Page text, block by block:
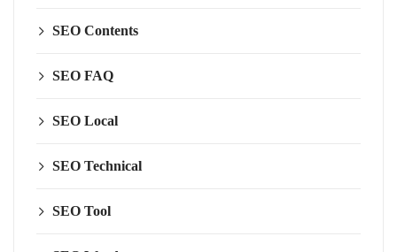
SEO Contents
SEO FAQ
SEO Local
SEO Technical
SEO Tool